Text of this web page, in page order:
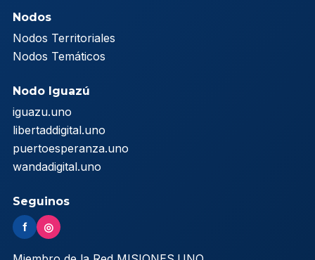
Nodos
Nodos Territoriales
Nodos Temáticos
Nodo Iguazú
iguazu.uno
libertaddigital.uno
puertoesperanza.uno
wandadigital.uno
Seguinos
f ◎